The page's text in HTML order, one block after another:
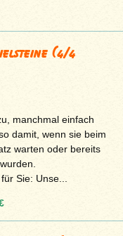
(4/4
manchmal einfach
damit, wenn sie beim
warten oder bereits
Sie: Unse...